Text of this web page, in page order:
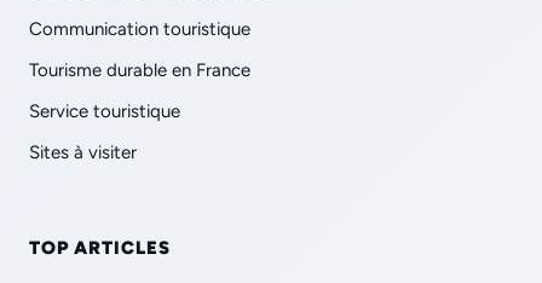
Communication touristique
Tourisme durable en France
Service touristique
Sites à visiter
TOP ARTICLES